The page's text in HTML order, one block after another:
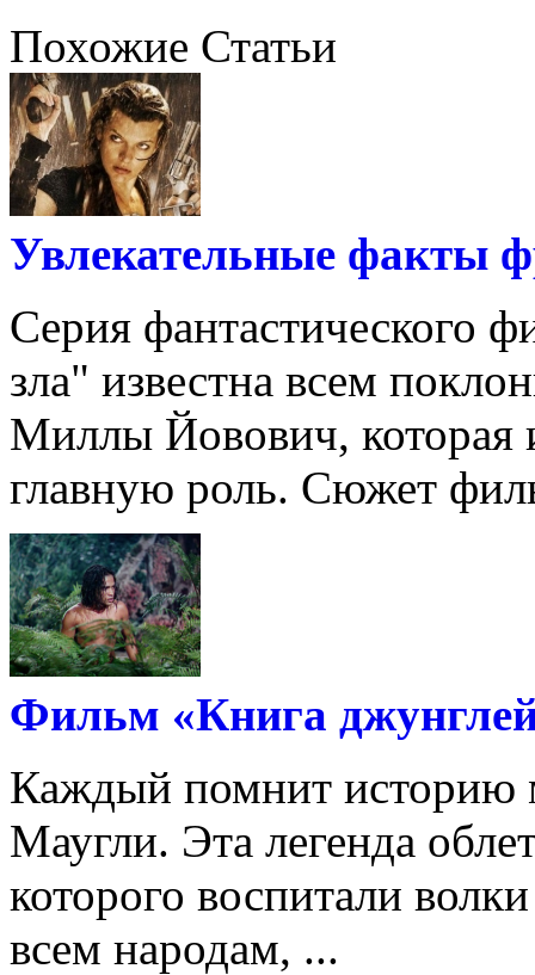
Похожие Статьи
Увлекательные факты
Серия фантастического
зла" известна всем
Миллы Йовович, которая
главную роль. Сюжет
Фильм «Книга
Каждый помнит историю
Маугли. Эта легенда
которого воспитали
всем народам, ...